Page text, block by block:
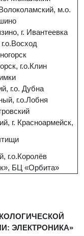
м.о.
г. Ивантеевка
г.о.Клин
г.о. Дубна
г.о.Лобня
г. Красноармейск,
г.о.Королёв
БЦ «Орбита»
ЭЛЕКТРОНИКА»